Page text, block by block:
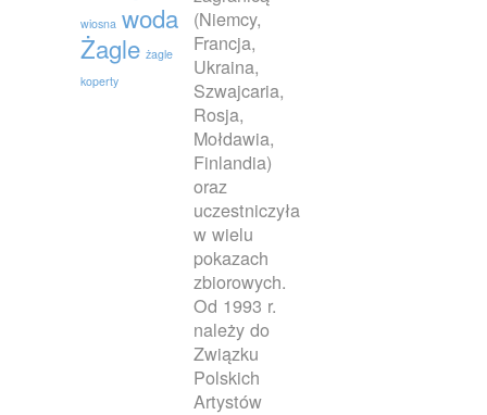
wiosna woda
Żagle żagle
koperty
(Niemcy,
Francja,
Ukraina,
Szwajcaria,
Rosja,
Mołdawia,
Finlandia)
oraz
uczestniczyła
w wielu
pokazach
zbiorowych.
Od 1993 r.
należy do
Związku
Polskich
Artystów